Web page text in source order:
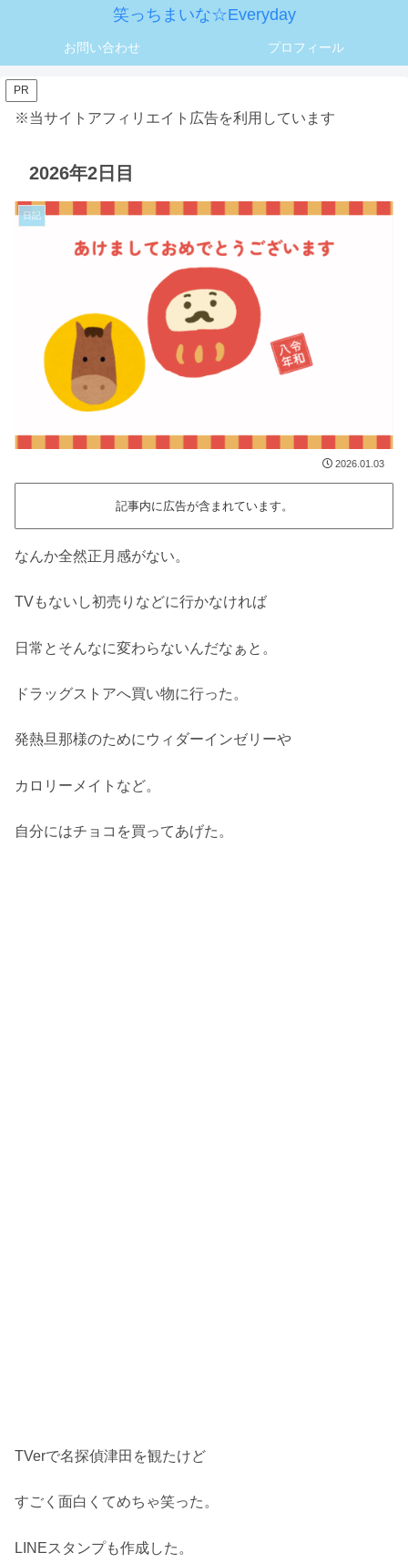
笑っちまいな☆Everyday
お問い合わせ プロフィール
PR
※当サイトアフィリエイト広告を利用しています
2026年2日目
日記
2026.01.03
記事内に広告が含まれています。
なんか全然正月感がない。
TVもないし初売りなどに行かなければ
日常とそんなに変わらないんだなぁと。
ドラッグストアへ買い物に行った。
発熱旦那様のためにウィダーインゼリーや
カロリーメイトなど。
自分にはチョコを買ってあげた。
TVerで名探偵津田を観たけど
すごく面白くてめちゃ笑った。
LINEスタンプも作成した。